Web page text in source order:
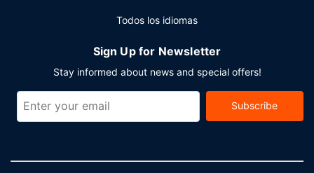
Todos los idiomas
Sign Up for Newsletter
Stay informed about news and special offers!
Subscribe